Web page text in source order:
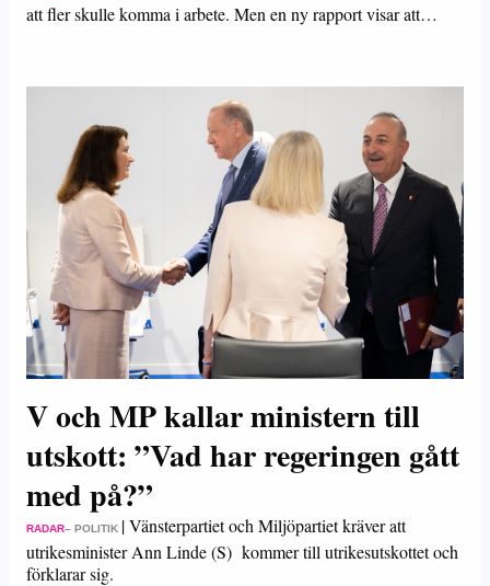
att fler skulle komma i arbete. Men en ny rapport visar att…
V och MP kallar ministern till
utskott: ”Vad har regeringen gått
med på?”
RADAR– POLITIK |Vänsterpartiet och Miljöpartiet kräver att
utrikesminister Ann Linde (S) kommer till utrikesutskottet och
förklarar sig.